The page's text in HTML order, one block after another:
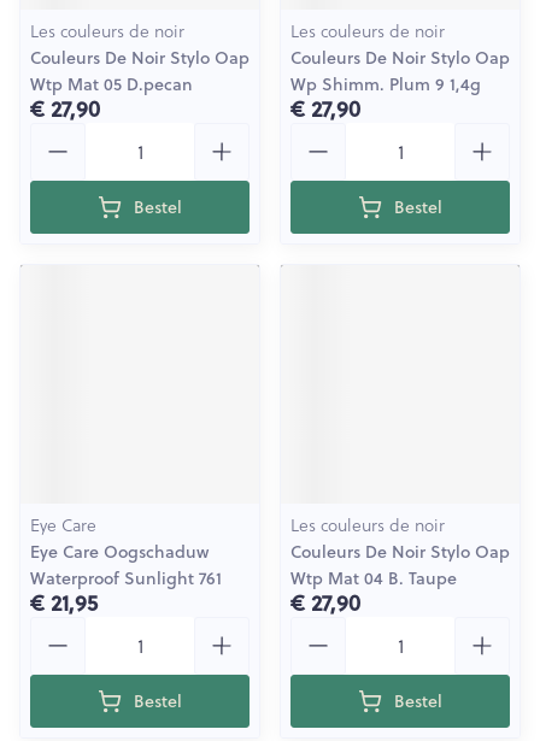
Les couleurs de noir
Couleurs De Noir Stylo Oap
Wtp Mat 05 D.pecan
€ 27,90
Bestel
Les couleurs de noir
Couleurs De Noir Stylo Oap
Wp Shimm. Plum 9 1,4g
€ 27,90
Bestel
Eye Care
Eye Care Oogschaduw
Waterproof Sunlight 761
€ 21,95
Bestel
Les couleurs de noir
Couleurs De Noir Stylo Oap
Wtp Mat 04 B. Taupe
€ 27,90
Bestel